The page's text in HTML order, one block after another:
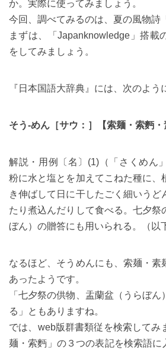
か。実際に使ってみましょう。
今回、調べてみるのは、夏の風物詩
まずは、「Japanknowledge」搭載
をしてみましょう。
『日本国語大辞典』には、次のよう
そう‐めん［サウ：］【索麺・索麪・
解説・用例〔名〕(1)（「さくめん
粉に水と塩とを加えてこねた種に、
き伸ばして日に干したごく細いうど
たり煮込んだりして食べる。七夕祭
ぼん）の贈答にも用いられる。（以
なるほど、そうめんにも、索麺・素
あったようです。
「七夕祭の供物、盂蘭盆（うらぼ
る」ともありますね。
では、web版群書類従を検索してみ
麺・索麪」の３つの表記を検索語